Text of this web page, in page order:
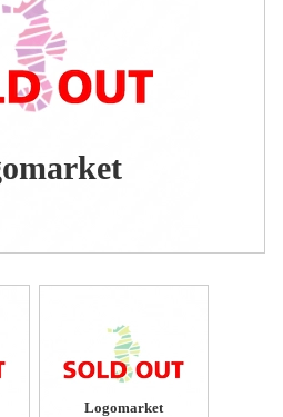
Logomarket